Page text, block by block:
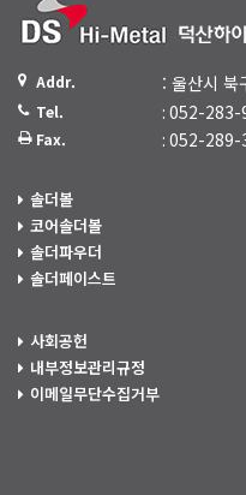
Addr. : 울산시 북
Tel. : 052-283-
Fax. : 052-289-
솔더볼
코어솔더볼
솔더파우더
솔더페이스트
사회공헌
내부정보관리규정
이메일무단수집거부